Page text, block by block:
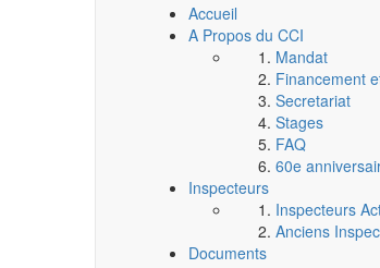
Accueil
A Propos du CCI
Mandat
Financement
Secretariat
Stages
FAQ
60e
Inspecteurs
Inspecteurs
Anciens
Documents